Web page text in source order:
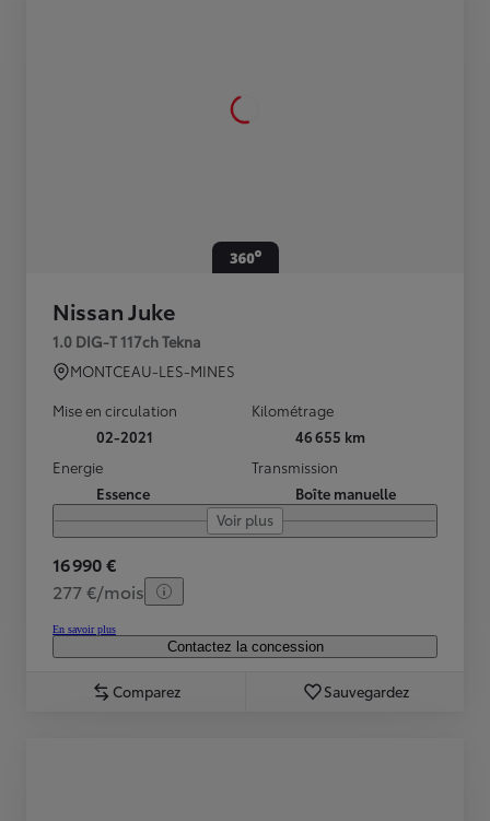
Nissan Juke
1.0 DIG-T 117ch Tekna
MONTCEAU-LES-MINES
Mise en circulation
02-2021
Kilométrage
46 655 km
Energie
Essence
Transmission
Boîte manuelle
Voir plus
16 990 €
277 €/mois
En savoir plus
Contactez la concession
Comparez Sauvegardez